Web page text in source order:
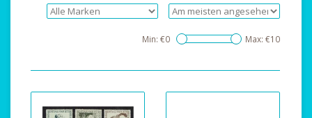
Min: €0 Max: €10